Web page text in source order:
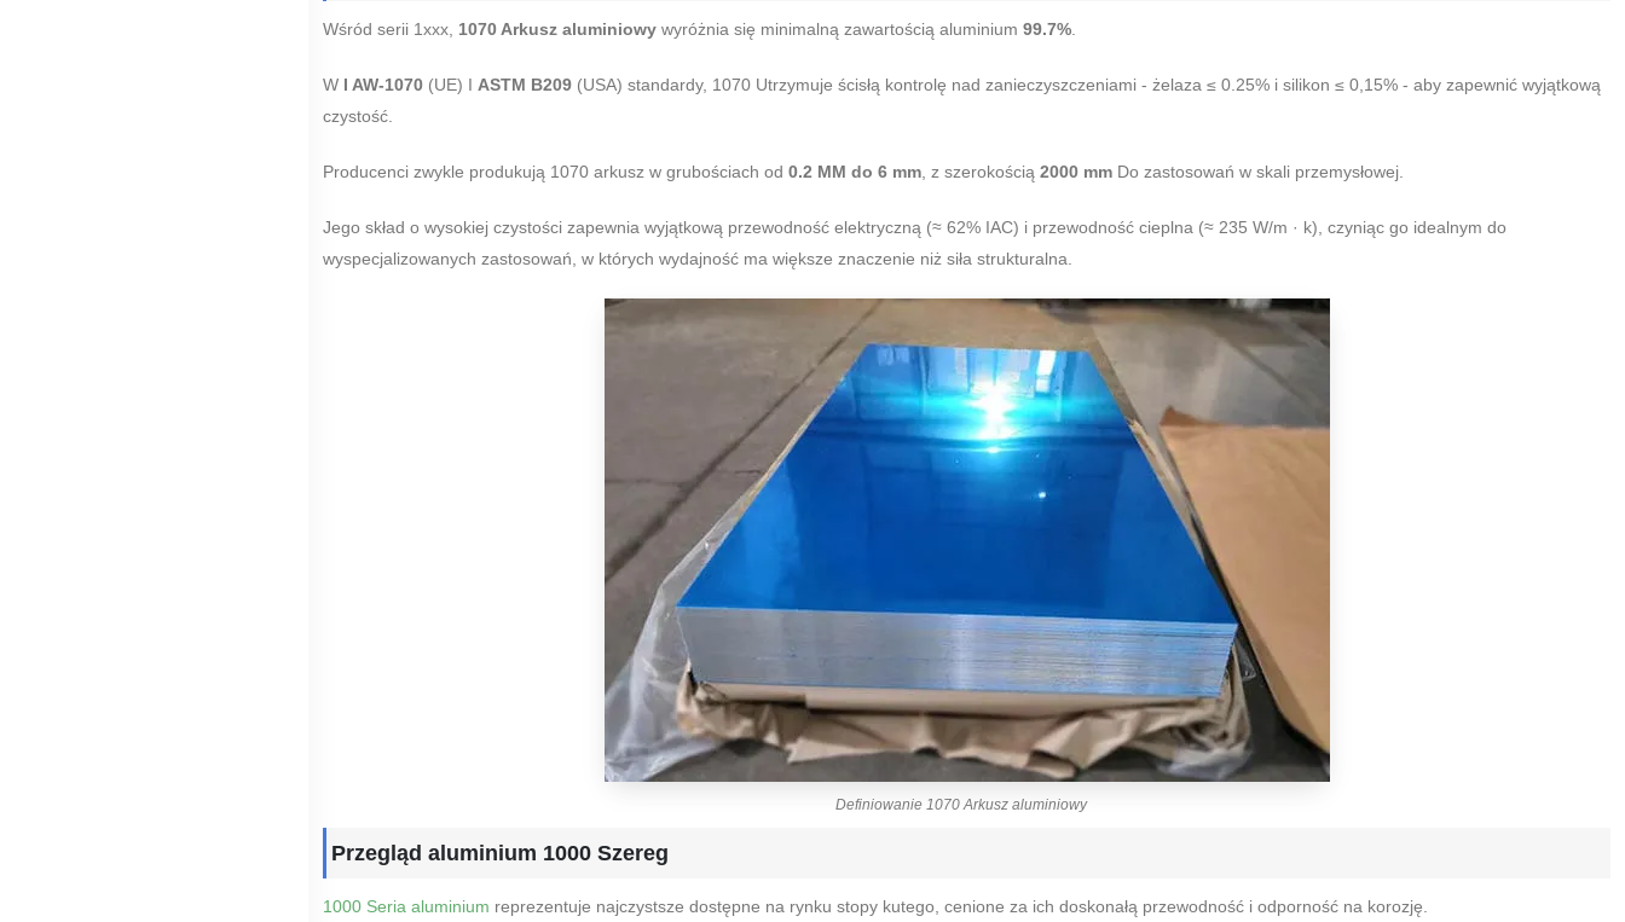
Wśród serii 1xxx, 1070 Arkusz aluminiowy wyróżnia się minimalną zawartością aluminium 99.7%
W I AW-1070 (UE) I ASTM B209 (USA) standardy, 1070 Utrzymuje ścisłą kontrolę nad zanieczyszczeniami - żelaza ≤ 0.25% i silikon ≤ 0,15% - aby zapewnić wyjątkową
czystość.
Producenci zwykle produkują 1070 arkusz w grubościach od 0.2 MM do 6 mm , z szerokością 2000 mm Do zastosowań w skali przemysłowej.
Jego skład o wysokiej czystości zapewnia wyjątkową przewodność elektryczną (≈ 62% IAC) i przewodność cieplna (≈ 235 W/m · k), czyniąc go idealnym do
wyspecjalizowanych zastosowań, w których wydajność ma większe znaczenie niż siła strukturalna.
Definiowanie 1070 Arkusz aluminiowy
Przegląd aluminium 1000 Szereg
1000 Seria aluminium reprezentuje najczystsze dostępne na rynku stopy kutego, cenione za ich doskonałą przewodność i odporność na korozję.